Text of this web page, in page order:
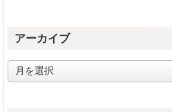
アーカイブ
ー